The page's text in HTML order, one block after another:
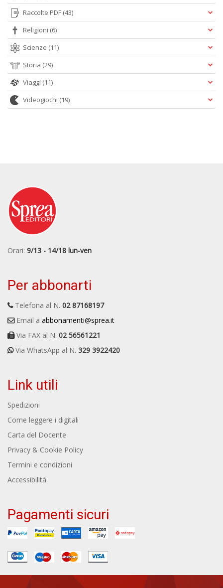
Raccolte PDF (43)
Religioni (6)
Scienze (11)
Storia (29)
Viaggi (11)
Videogiochi (19)
Orari: 9/13 - 14/18 lun-ven
Per abbonarti
Telefona al N. 02 87168197
Email a abbonamenti@sprea.it
Via FAX al N. 02 56561221
Via WhatsApp al N. 329 3922420
Link utili
Spedizioni
Come leggere i digitali
Carta del Docente
Privacy & Cookie Policy
Termini e condizioni
Accessibilità
Pagamenti sicuri